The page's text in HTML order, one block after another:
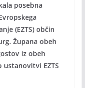
posebna
(EZTS) občin
Župana obeh
iz obeh
EZTS